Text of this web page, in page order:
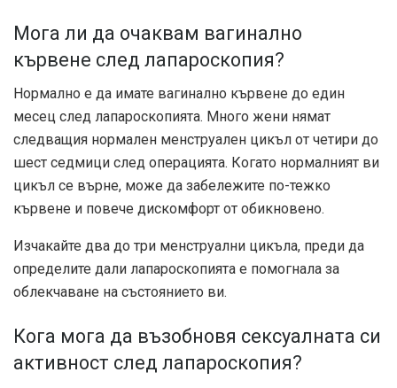
Мога ли да очаквам вагинално
кървене след лапароскопия?
Нормално е да имате вагинално кървене до един
месец след лапароскопията. Много жени нямат
следващия нормален менструален цикъл от четири до
шест седмици след операцията. Когато нормалният ви
цикъл се върне, може да забележите по-тежко
кървене и повече дискомфорт от обикновено.
Изчакайте два до три менструални цикъла, преди да
определите дали лапароскопията е помогнала за
облекчаване на състоянието ви.
Кога мога да възобновя сексуалната си
активност след лапароскопия?